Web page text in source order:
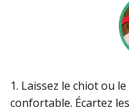
1. Laissez le chiot ou
confortable. Écartez